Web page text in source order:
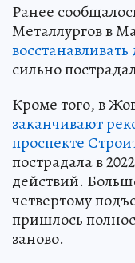
Ранее
Металлургов в
сильно
Кроме того, в
заканчивают
проспекте
пострадала в
действий.
четвертому
пришлось
заново.